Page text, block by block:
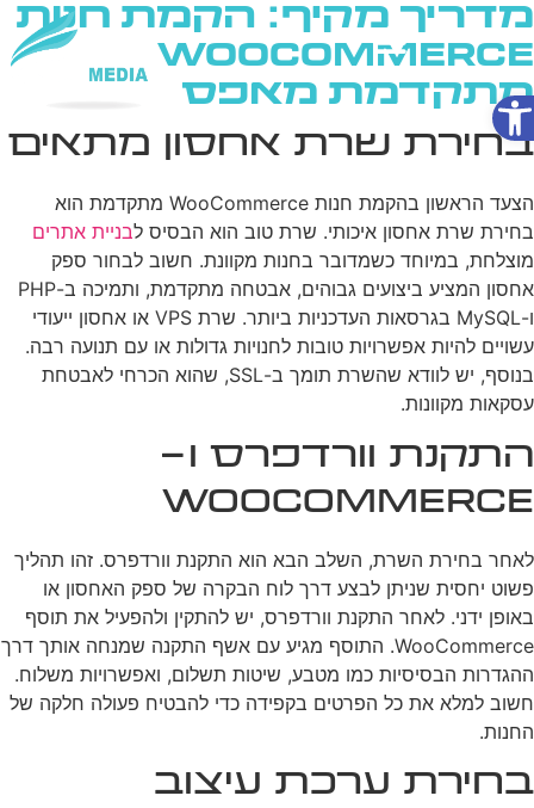
פתח סרגל נגישות
מדריך מקיף: הקמת חנות
WooCommerce
מתקדמת מאפס
בחירת שרת אחסון מתאים
הצעד הראשון בהקמת חנות WooCommerce מתקדמת הוא
בחירת שרת אחסון איכותי. שרת טוב הוא הבסיס לבניית אתרים
מוצלחת, במיוחד כשמדובר בחנות מקוונת. חשוב לבחור ספק
אחסון המציע ביצועים גבוהים, אבטחה מתקדמת, ותמיכה ב-PHP
ו-MySQL בגרסאות העדכניות ביותר. שרת VPS או אחסון ייעודי
עשויים להיות אפשרויות טובות לחנויות גדולות או עם תנועה רבה.
בנוסף, יש לוודא שהשרת תומך ב-SSL, שהוא הכרחי לאבטחת
עסקאות מקוונות.
התקנת וורדפרס ו-
WooCommerce
לאחר בחירת השרת, השלב הבא הוא התקנת וורדפרס. זהו תהליך
פשוט יחסית שניתן לבצע דרך לוח הבקרה של ספק האחסון או
באופן ידני. לאחר התקנת וורדפרס, יש להתקין ולהפעיל את תוסף
WooCommerce. התוסף מגיע עם אשף התקנה שמנחה אותך דרך
ההגדרות הבסיסיות כמו מטבע, שיטות תשלום, ואפשרויות משלוח.
חשוב למלא את כל הפרטים בקפידה כדי להבטיח פעולה חלקה של
החנות.
בחירת ערכת עיצוב